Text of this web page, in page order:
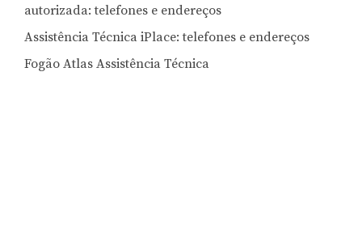
autorizada: telefones e endereços
Assistência Técnica iPlace: telefones e endereços
Fogão Atlas Assistência Técnica